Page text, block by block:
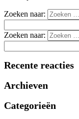
Zoeken naar:
Zoeken naar:
Recente reacties
Archieven
Categorieën